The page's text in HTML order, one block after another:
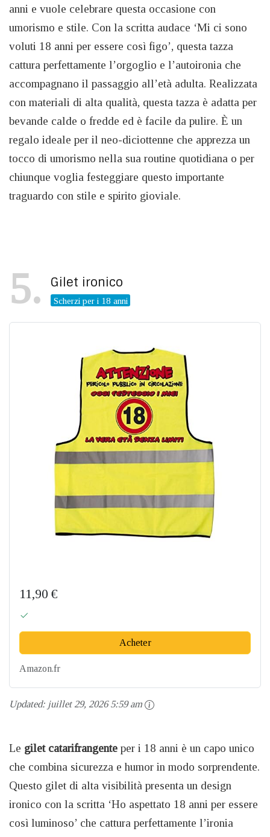
anni e vuole celebrare questa occasione con
umorismo e stile. Con la scritta audace ‘Mi ci sono
voluti 18 anni per essere così figo’, questa tazza
cattura perfettamente l’orgoglio e l’autoironia che
accompagnano il passaggio all’età adulta. Realizzata
con materiali di alta qualità, questa tazza è adatta per
bevande calde o fredde ed è facile da pulire. È un
regalo ideale per il neo-diciottenne che apprezza un
tocco di umorismo nella sua routine quotidiana o per
chiunque voglia festeggiare questo importante
traguardo con stile e spirito gioviale.
5 Gilet ironico
Scherzi per i 18 anni
11,90 €
Acheter
Amazon.fr
Updated: juillet 29, 2026 5:59 am
Le gilet catarifrangente per i 18 anni è un capo unico
che combina sicurezza e humor in modo sorprendente.
Questo gilet di alta visibilità presenta un design
ironico con la scritta ‘Ho aspettato 18 anni per essere
così luminoso’ che cattura perfettamente l’ironia